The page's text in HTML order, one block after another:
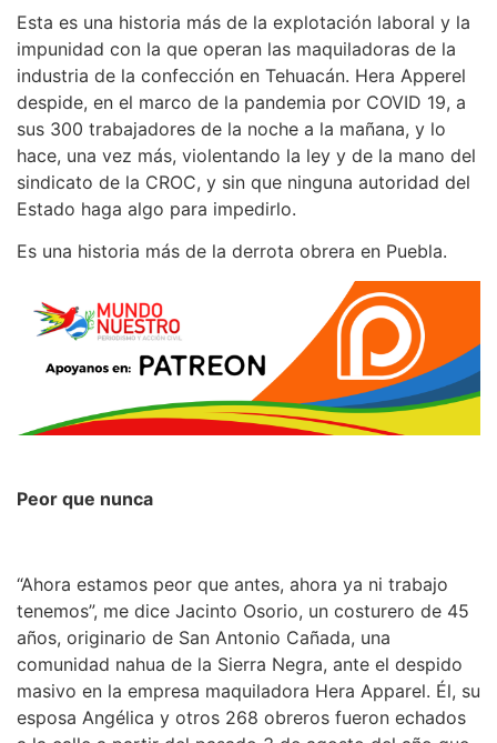
Esta es una historia más de la explotación laboral y la
impunidad con la que operan las maquiladoras de la
industria de la confección en Tehuacán. Hera Apperel
despide, en el marco de la pandemia por COVID 19, a
sus 300 trabajadores de la noche a la mañana, y lo
hace, una vez más, violentando la ley y de la mano del
sindicato de la CROC, y sin que ninguna autoridad del
Estado haga algo para impedirlo.
Es una historia más de la derrota obrera en Puebla.
Peor que nunca
“Ahora estamos peor que antes, ahora ya ni trabajo
tenemos”, me dice Jacinto Osorio, un costurero de 45
años, originario de San Antonio Cañada, una
comunidad nahua de la Sierra Negra, ante el despido
masivo en la empresa maquiladora Hera Apparel. Él, su
esposa Angélica y otros 268 obreros fueron echados